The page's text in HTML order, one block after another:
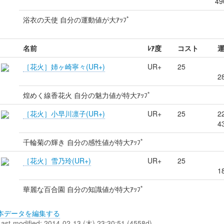
浴衣の天使 自分の運動値が大ｱｯﾌﾟ
名前 ﾚｱ度 コスト
［花火］姉ヶ崎寧々(UR+)
UR+
25
煌めく線香花火 自分の魅力値が特大ｱｯﾌﾟ
［花火］小早川凛子(UR+)
UR+ 25
千輪菊の輝き 自分の感性値が特大ｱｯﾌﾟ
［花火］雪乃玲(UR+)
UR+
25
華麗な百合園 自分の知識値が特大ｱｯﾌﾟ
データを編集する